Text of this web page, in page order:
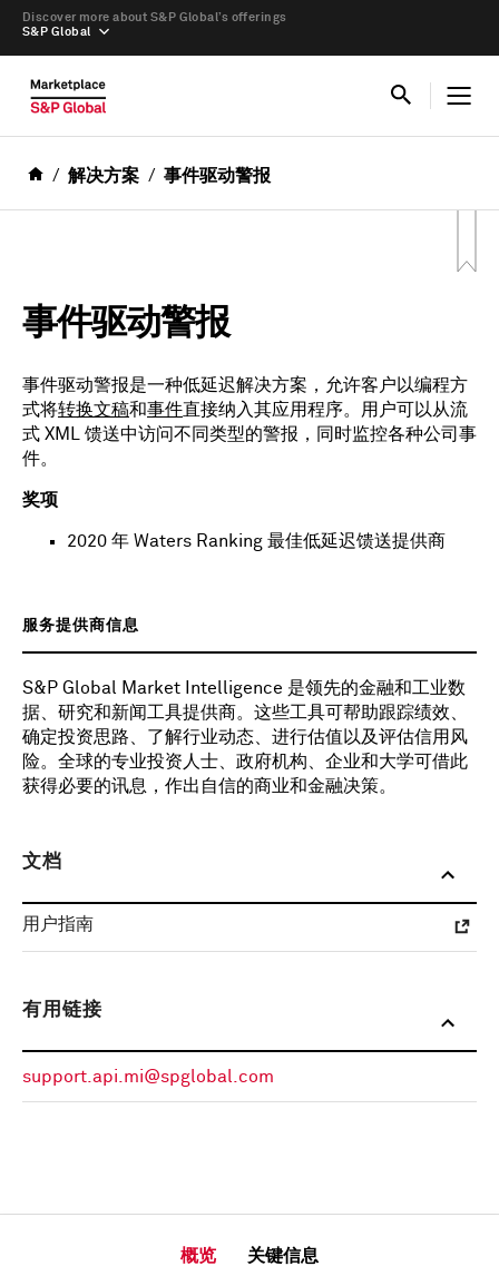
S&P Global
Discover more about S&P Global’s offerings
解决方案 事件驱动警报
事件驱动警报
事件驱动警报是一种低延迟解决方案，允许客户以编程方
式将转换文稿和事件直接纳入其应用程序。用户可以从流
式 XML 馈送中访问不同类型的警报，同时监控各种公司事
件。
奖项
2020 年 Waters Ranking 最佳低延迟馈送提供商
服务提供商信息
S&P Global Market Intelligence 是领先的金融和工业数
据、研究和新闻工具提供商。这些工具可帮助跟踪绩效、
确定投资思路、了解行业动态、进行估值以及评估信用风
险。全球的专业投资人士、政府机构、企业和大学可借此
获得必要的讯息，作出自信的商业和金融决策。
文档
用户指南
有用链接
support.api.mi@spglobal.com
概览 关键信息